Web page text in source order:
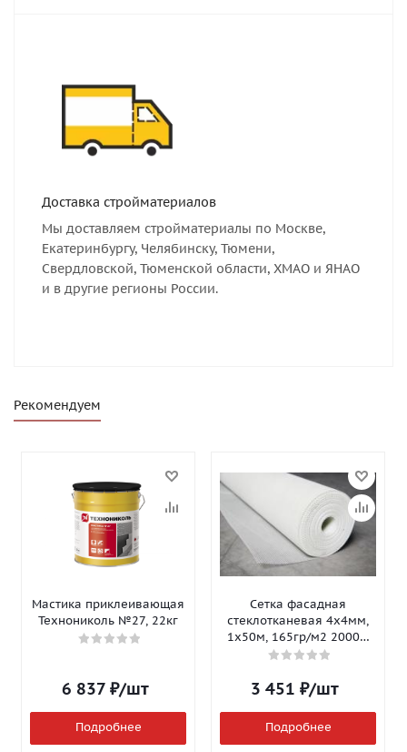
Доставка стройматериалов
Мы доставляем стройматериалы по Москве,
Екатеринбургу, Челябинску, Тюмени,
Свердловской, Тюменской области, ХМАО и ЯНАО
и в другие регионы России.
Рекомендуем
Мастика приклеивающая
Технониколь №27, 22кг
6 837₽/шт
Подробнее
Сетка фасадная
стеклотканевая 4х4мм,
1х50м, 165гр/м2 2000Н
Isomax-165
3 451 ₽/шт
Подробнее